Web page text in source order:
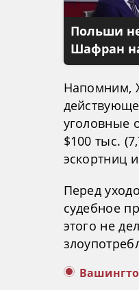
Польши
Шафран
Напомним,
уголовные
$100 тыс.
эскортниц
Перед
судебное
этого не